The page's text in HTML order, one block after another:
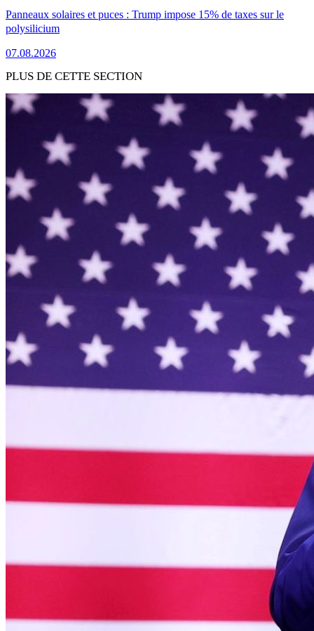
Panneaux solaires et puces : Trump impose 15% de taxes sur le
polysilicium
07.08.2026
PLUS DE CETTE SECTION